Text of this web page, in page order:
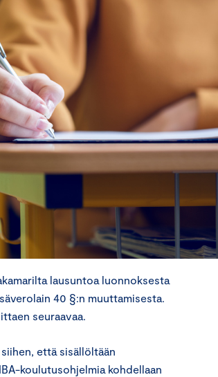
lausuntoa luonnoksesta
40 §:n muuttamisesta.
seuraavaa.
että sisällöltään
koulutusohjelmia kohdellaan